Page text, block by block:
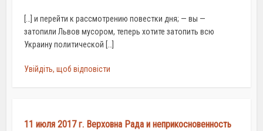
[…] и перейти к рассмотрению повестки дня; — вы —
затопили Львов мусором, теперь хотите затопить всю
Украину политической […]
Увійдіть, щоб відповісти
11 июля 2017 г. Верховна Рада и неприкосновенность